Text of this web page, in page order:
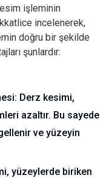
işleminin
incelenerek,
doğru bir şekilde
şunlardır:
Derz kesimi,
azaltır. Bu sayede
ve yüzeyin
yüzeylerde biriken